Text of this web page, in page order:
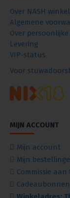
Over NASH winkel
Algemene
Over persoonlijke
Levering
VIP-status
Voor
MIJN ACCOUNT
Mijn account
Mijn
Commissie
Cadeaubonnen